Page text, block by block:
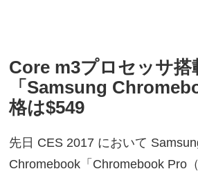
Core m3プロセッサ搭
「Samsung
格は$549
先日 CES 2017 において
Chromebook「Chromebook Pro